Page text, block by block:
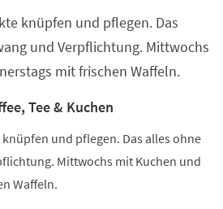
knüpfen und pflegen. Das
und Verpflichtung. Mittwochs
mit frischen Waffeln.
Tee & Kuchen
und pflegen. Das alles ohne
Mittwochs mit Kuchen und
Waffeln.